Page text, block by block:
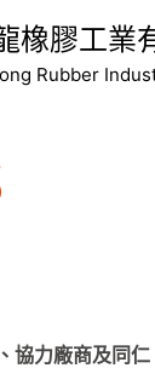
橡膠工業
Rubber
協力廠商及同